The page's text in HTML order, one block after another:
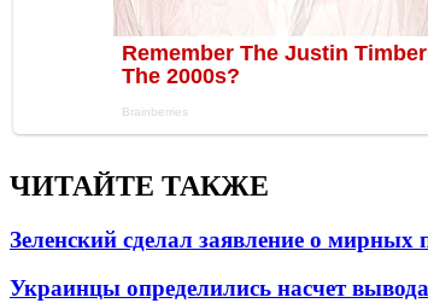
ЧИТАЙТЕ ТАКЖЕ
Зеленский сделал заявление о мирных
Украинцы определились насчет